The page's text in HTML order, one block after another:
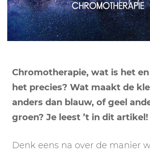
Chromotherapie, wat is het
het precies? Wat maakt de
anders dan blauw, of geel
groen? Je leest ’t in dit artikel!
Denk eens na over de manier